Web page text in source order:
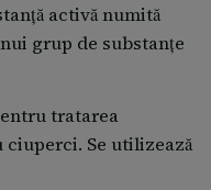
activă numită
grup de substanţe
tratarea
Se utilizează